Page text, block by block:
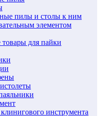
пилы и столы к ним
элементом
для пайки
инструмента